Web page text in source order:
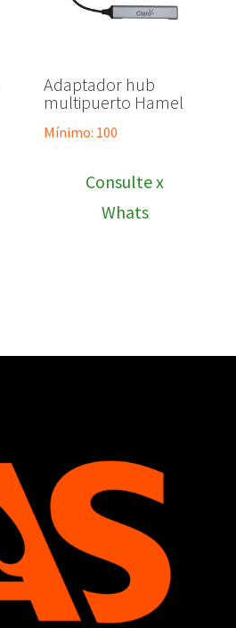
Adaptador hub
multipuerto Hamel
Mínimo: 100
Consulte x
Whats